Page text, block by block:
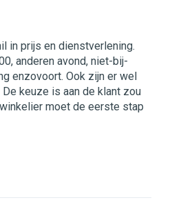
in prijs en dienstverlening.
anderen avond, niet-bij-
enzovoort. Ook zijn er wel
keuze is aan de klant zou
moet de eerste stap